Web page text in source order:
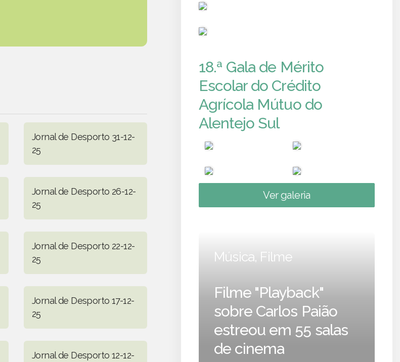
Jornal de Desporto 31-12-
25
Jornal de Desporto 26-12-
25
Jornal de Desporto 22-12-
25
Jornal de Desporto 17-12-
25
Jornal de Desporto 12-12-
18.ª Gala de Mérito
Escolar do Crédito
Agrícola Mútuo do
Alentejo Sul
Ver galeria
Música, Filme
Filme "Playback"
sobre Carlos Paião
estreou em 55 salas
de cinema